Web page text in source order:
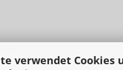
verwendet Cookies